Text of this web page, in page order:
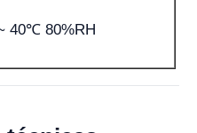
40℃ 80%RH